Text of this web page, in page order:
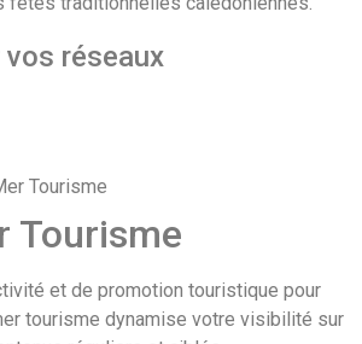
réseaux
Tourisme
et de promotion touristique pour
tourisme dynamise votre visibilité sur